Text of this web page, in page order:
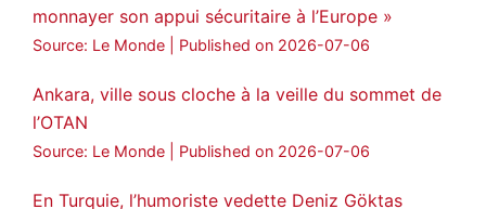
monnayer son appui sécuritaire à l’Europe »
Source: Le Monde Published on 2026-07-06
Ankara, ville sous cloche à la veille du sommet de
l’OTAN
Source: Le Monde Published on 2026-07-06
En Turquie, l’humoriste vedette Deniz Göktas